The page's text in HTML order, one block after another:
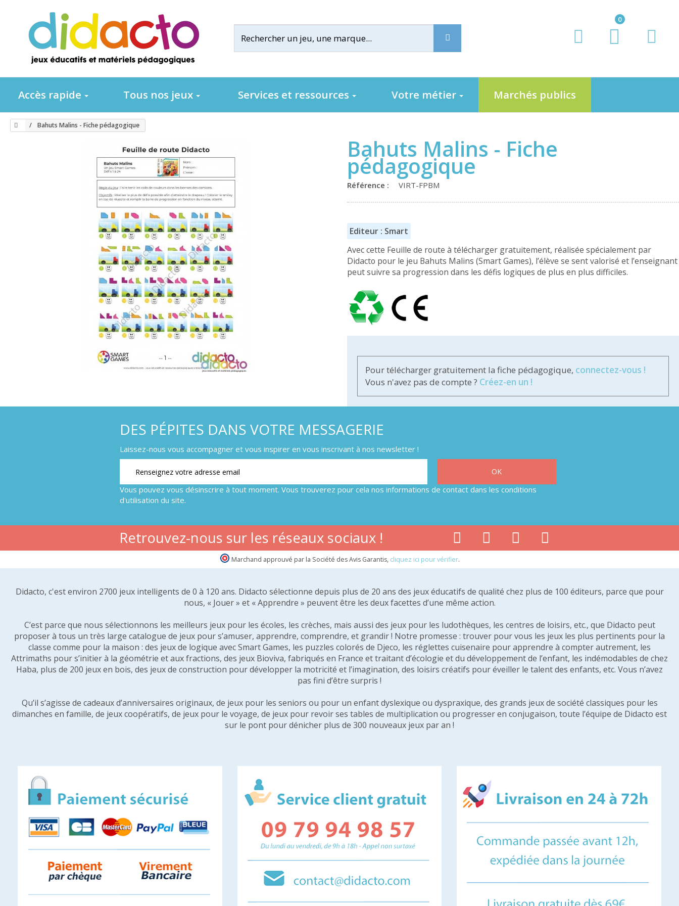
0
Accès rapide Tous nos jeux Services et ressources Votre métier Marchés publics
Bahuts Malins - Fiche pédagogique
Bahuts Malins - Fiche
pédagogique
Référence : VIRT-FPBM
Editeur : Smart
Avec cette Feuille de route à télécharger gratuitement, réalisée spécialement par
Didacto pour le jeu Bahuts Malins (Smart Games), l’élève se sent valorisé et l’enseignant
peut suivre sa progression dans les défis logiques de plus en plus difficiles.
Pour télécharger gratuitement la fiche pédagogique, connectez-vous !
Vous n'avez pas de compte ? Créez-en un !
DES PÉPITES DANS VOTRE MESSAGERIE
Laissez-nous vous accompagner et vous inspirer en vous inscrivant à nos newsletter !
Vous pouvez vous désinscrire à tout moment. Vous trouverez pour cela nos informations de contact dans les conditions
d'utilisation du site.
Retrouvez-nous sur les réseaux sociaux !
Marchand approuvé par la Société des Avis Garantis, cliquez ici pour vérifier.
Didacto, c'est environ 2700 jeux intelligents de 0 à 120 ans. Didacto sélectionne depuis plus de 20 ans des jeux éducatifs de qualité chez plus de 100 éditeurs, parce que pour
nous, « Jouer » et « Apprendre » peuvent être les deux facettes d’une même action.
C’est parce que nous sélectionnons les meilleurs jeux pour les écoles, les crèches, mais aussi des jeux pour les ludothèques, les centres de loisirs, etc., que Didacto peut
proposer à tous un très large catalogue de jeux pour s’amuser, apprendre, comprendre, et grandir ! Notre promesse : trouver pour vous les jeux les plus pertinents pour la
classe comme pour la maison : des jeux de logique avec Smart Games, les puzzles colorés de Djeco, les réglettes cuisenaire pour apprendre à compter autrement, les
Attrimaths pour s’initier à la géométrie et aux fractions, des jeux Bioviva, fabriqués en France et traitant d’écologie et du développement de l’enfant, les indémodables de chez
Haba, plus de 200 jeux en bois, des jeux de construction pour développer la motricité et l’imagination, des loisirs créatifs pour éveiller le talent des enfants, etc. Vous n’avez
pas fini d’être surpris !
Qu’il s’agisse de cadeaux d’anniversaires originaux, de jeux pour les seniors ou pour un enfant dyslexique ou dyspraxique, des grands jeux de société classiques pour les
dimanches en famille, de jeux coopératifs, de jeux pour le voyage, de jeux pour revoir ses tables de multiplication ou progresser en conjugaison, toute l’équipe de Didacto est
sur le pont pour dénicher plus de 300 nouveaux jeux par an !